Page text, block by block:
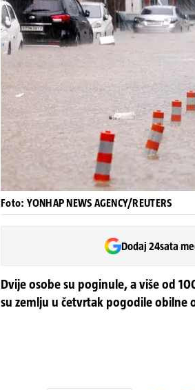
Foto: YONHAP NEWS AGENCY/REUTERS
Dodaj 24sata
Dvije osobe su poginule, a više od
su zemlju u četvrtak pogodile obilne